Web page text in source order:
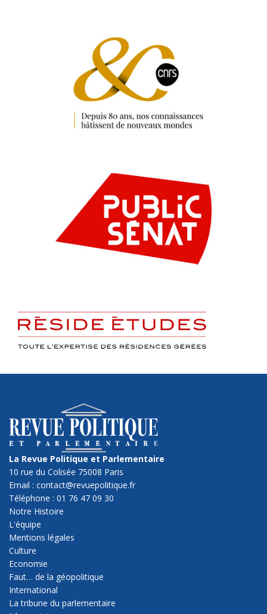
La Revue Politique et Parlementaire
10 rue du Colisée 75008 Paris
Email : contact@revuepolitique.fr
Téléphone : 01 76 47 09 30
Notre Histoire
L'équipe
Mentions légales
Culture
Economie
Faut… de la géopolitique
International
La tribune du parlementaire